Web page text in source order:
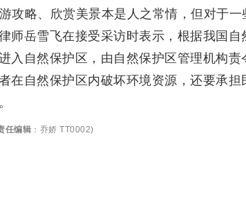
攻略、欣赏美景本是人之常情，但对于一
师岳雪飞在接受采访时表示，根据我国自
自然保护区，由自然保护区管理机构责
在自然保护区内破坏环境资源，还要承担
任编辑 ：乔娇 TT0002)